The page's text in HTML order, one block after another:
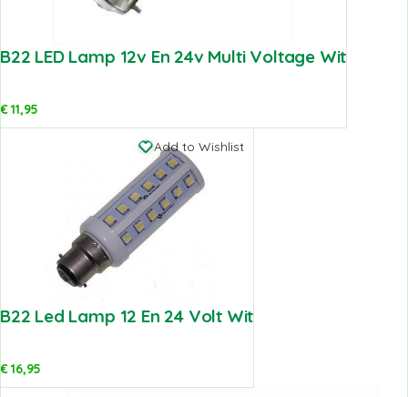
B22 LED Lamp 12v En 24v Multi Voltage Wit
€11,95
Add to Wishlist
B22 Led Lamp 12 En 24 Volt Wit
€16,95